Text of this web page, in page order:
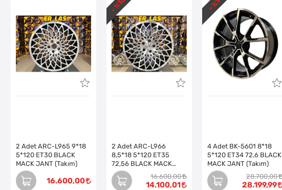
2 Adet ARC-L965 9*18
5*120 ET30 BLACK
MACK JANT (Takım)
16.600,00
2 Adet ARC-L966
8,5*18 5*120 ET35
72,56 BLACK MACK
JANT (Takım)
16.600,00
14.100,01
- %
4 Adet BK-5601 8*18
5*120 ET34 72,6 BLACK
MACK JANT (Takım)
28.700,00
28.199,99
- %